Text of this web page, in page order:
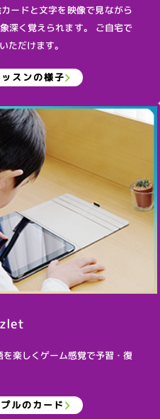
ードと文字を映像で見ながら
深く覚えられます。 ご自宅で
ただけます。
スンの様子
楽しくゲーム感覚で予習・復
ルのカード